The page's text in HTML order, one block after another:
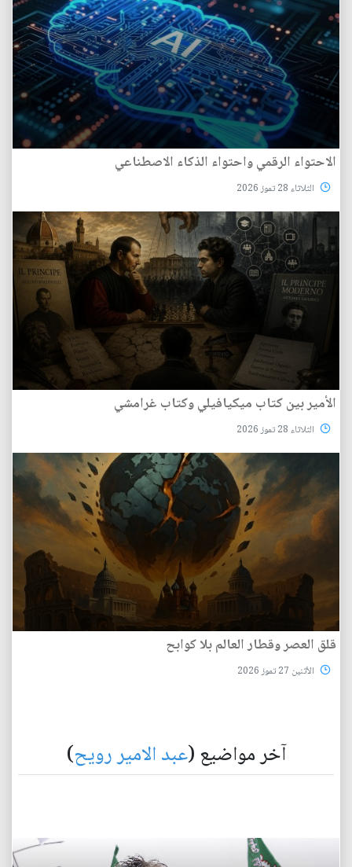
الاحتواء الرقمي واحتواء الذكاء الاصطناعي
الثلاثاء 28 تموز 2026
الأمير بين كتاب ميكيافيلي وكتاب غرامشي
الثلاثاء 28 تموز 2026
قلق العصر وقطار العالم بلا كوابح
الأثنين 27 تموز 2026
آخر مواضيع (عبد الامير رويح)